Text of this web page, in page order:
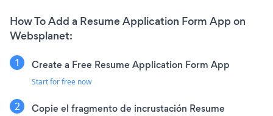
How To Add a Resume Application Form App on
Websplanet:
Create a Free Resume Application Form App
Start for free now
Copie el fragmento de incrustación Resume